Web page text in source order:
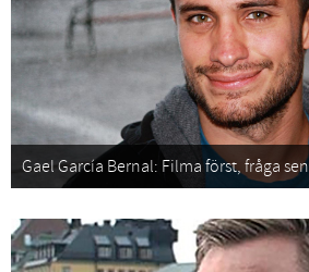
Gael García Bernal: Filma först, fråga sen